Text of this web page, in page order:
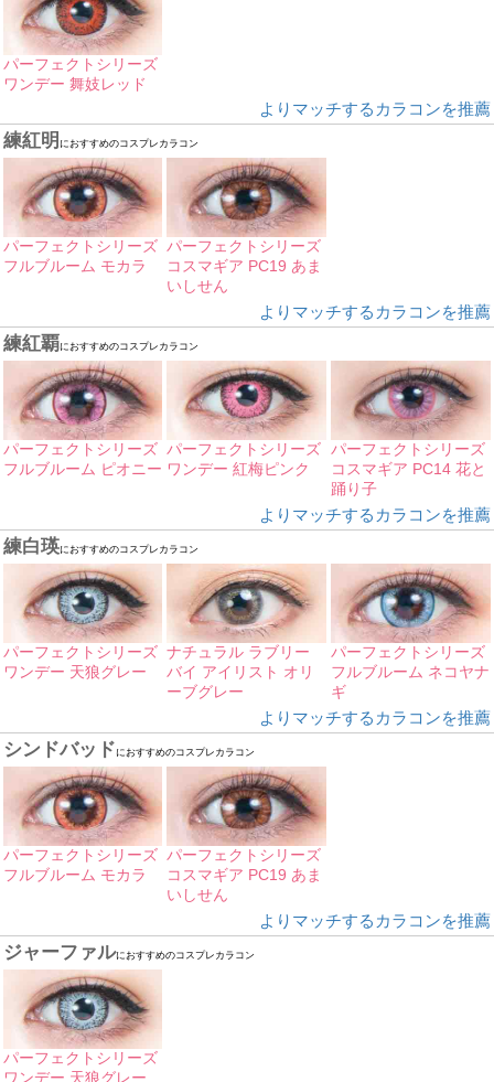
パーフェクトシリーズ
ワンデー 舞妓レッド
よりマッチするカラコンを推薦
練紅明 におすすめのコスプレカラコン
パーフェクトシリーズ
フルブルーム モカラ
パーフェクトシリーズ
コスマギア PC19 あま
いしせん
よりマッチするカラコンを推薦
練紅覇におすすめのコスプレカラコン
パーフェクトシリーズ
フルブルーム ピオニー
パーフェクトシリーズ
ワンデー 紅梅ピンク
パーフェクトシリーズ
コスマギア PC14 花と
踊り子
よりマッチするカラコンを推薦
練白瑛におすすめのコスプレカラコン
パーフェクトシリーズ
ワンデー 天狼グレー
ナチュラル ラブリー
バイ アイリスト オリ
ーブグレー
パーフェクトシリーズ
フルブルーム ネコヤナ
ギ
よりマッチするカラコンを推薦
シンドバッドにおすすめのコスプレカラコン
パーフェクトシリーズ
フルブルーム モカラ
パーフェクトシリーズ
コスマギア PC19 あま
いしせん
よりマッチするカラコンを推薦
ジャーファルにおすすめのコスプレカラコン
パーフェクトシリーズ
ワンデー 天狼グレー